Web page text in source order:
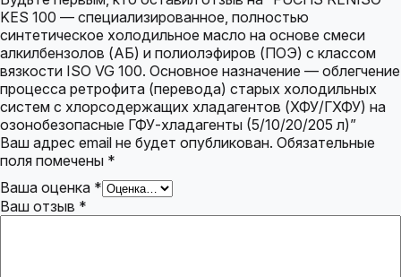
KES 100 — специализированное, полностью
синтетическое холодильное масло на основе смеси
алкилбензолов (АБ) и полиолэфиров (ПОЭ) с классом
вязкости ISO VG 100. Основное назначение — облегчение
процесса ретрофита (перевода) старых холодильных
систем с хлорсодержащих хладагентов (ХФУ/ГХФУ) на
озонобезопасные ГФУ-хладагенты (5/10/20/205 л)”
Ваш адрес email не будет опубликован. Обязательные
поля помечены *
Ваша оценка *
Ваш отзыв *